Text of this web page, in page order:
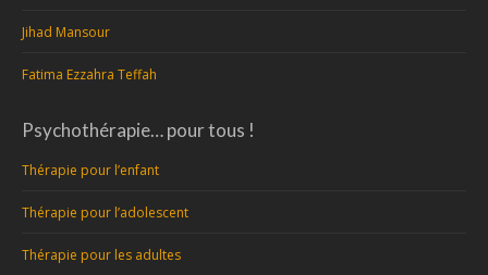
Jihad Mansour
Fatima Ezzahra Teffah
Psychothérapie… pour tous !
Thérapie pour l’enfant
Thérapie pour l’adolescent
Thérapie pour les adultes